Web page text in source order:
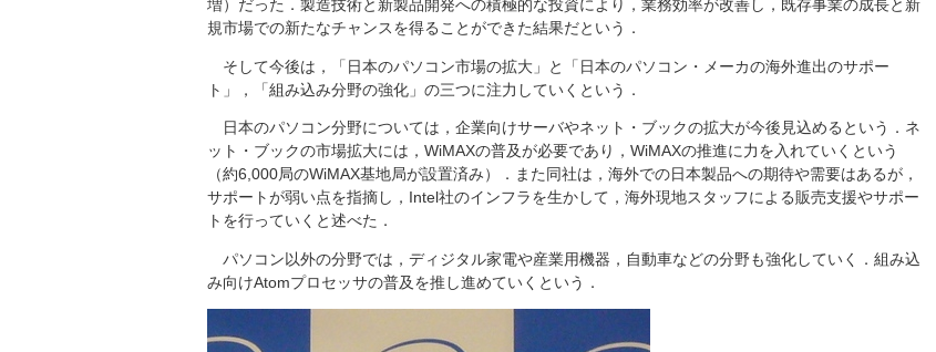
増）だった．製造技術と新製品開発への積極的な投資により，業務効率が改善し，既存事業の成長と新
規市場での新たなチャンスを得ることができた結果だという．
そして今後は，「日本のパソコン市場の拡大」と「日本のパソコン・メーカの海外進出のサポー
ト」，「組み込み分野の強化」の三つに注力していくという．
日本のパソコン分野については，企業向けサーバやネット・ブックの拡大が今後見込めるという．ネ
ット・ブックの市場拡大には，WiMAXの普及が必要であり，WiMAXの推進に力を入れていくという
（約6,000局のWiMAX基地局が設置済み）．また同社は，海外での日本製品への期待や需要はあるが，
サポートが弱い点を指摘し，Intel社のインフラを生かして，海外現地スタッフによる販売支援やサポー
トを行っていくと述べた．
パソコン以外の分野では，ディジタル家電や産業用機器，自動車などの分野も強化していく．組み込
み向けAtomプロセッサの普及を推し進めていくという．